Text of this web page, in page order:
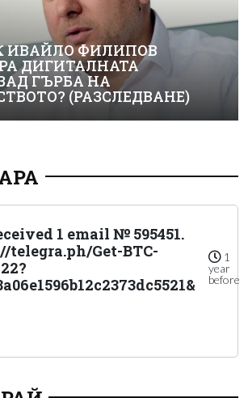
ИВАЙЛО ФИЛИПОВ
ДИГИТАЛНАТА
ГЪРБА НА
(РАЗСЛЕДВАНЕ)
1 email № 595451.
telegra.ph/Get-BTC-
1
year
before